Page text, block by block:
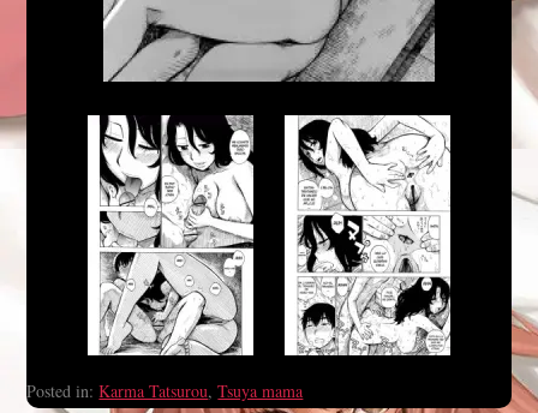
Posted in:Karma Tatsurou,Tsuya mama